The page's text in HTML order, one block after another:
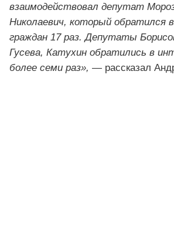
взаимодействовал депутат
Николаевич, который обратился
граждан 17 раз. Депутаты
Гусева, Катухин обратились в
более семи раз», — рассказал